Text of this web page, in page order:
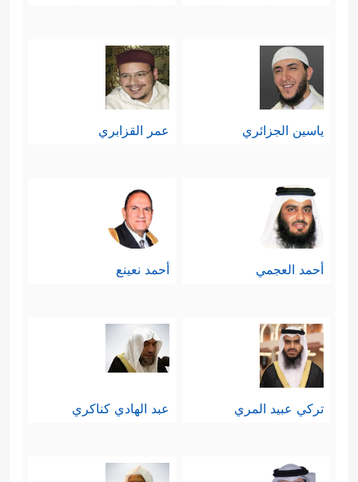
ياسين الجزائري عمر القزابري
أحمد العجمي أحمد نعينع
تركي عبيد المري عبد الهادي كناكري